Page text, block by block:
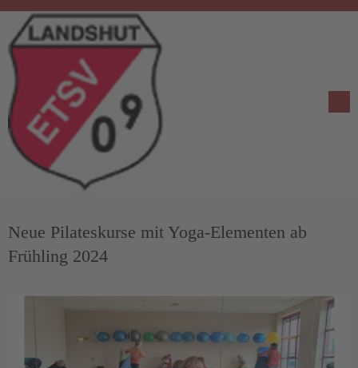
Neue Pilateskurse mit Yoga-Elementen ab
Frühling 2024